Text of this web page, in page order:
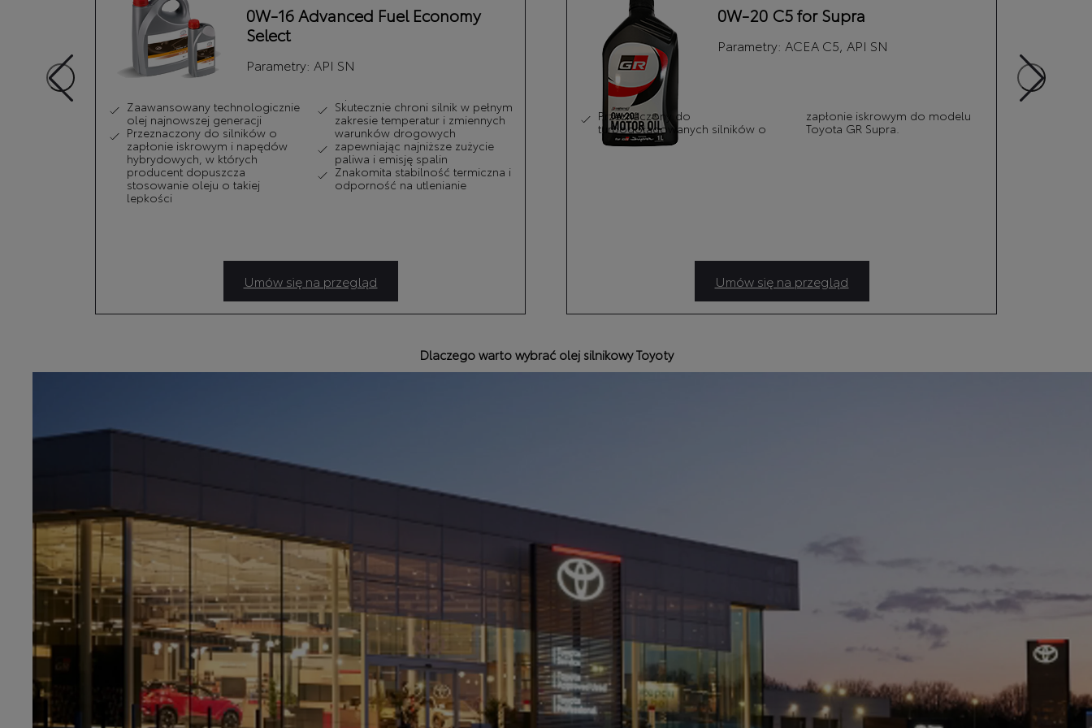
Corolla Hatchback
0W-16 Advanced Fuel Economy
Select
Parametry: API SN
Zaawansowany technologicznie
olej najnowszej generacji
Przeznaczony do silników o
zapłonie iskrowym i napędów
hybrydowych, w których
producent dopuszcza
stosowanie oleju o takiej
lepkości
Skutecznie chroni silnik w pełnym
zakresie temperatur i zmiennych
warunków drogowych
zapewniając najniższe zużycie
paliwa i emisję spalin
Znakomita stabilność termiczna i
odporność na utlenianie
Umów się na przegląd
0W-20 C5 for Supra
Parametry: ACEA C5, API SN
Przeznaczony do
turbodoładowanych silników o
zapłonie iskrowym do modelu
Toyota GR Supra.
Umów się na przegląd
Dlaczego warto wybrać olej silnikowy Toyoty